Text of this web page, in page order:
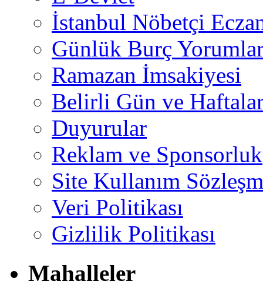
İstanbul Nöbetçi
Günlük Burç
Ramazan İmsakiyesi
Belirli Gün ve
Duyurular
Reklam ve Sponsorluk
Site Kullanım
Veri Politikası
Gizlilik Politikası
Mahalleler